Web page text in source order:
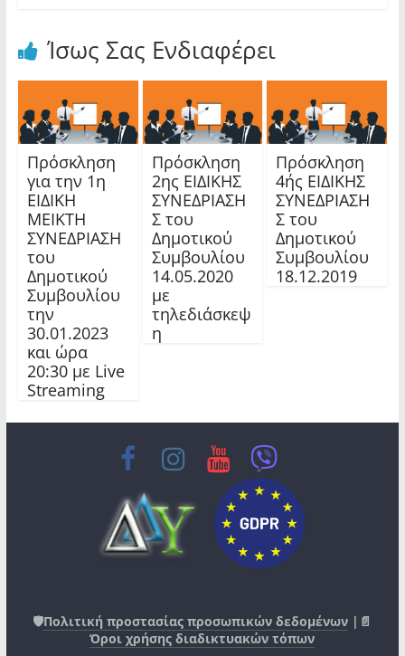
Ίσως Σας Ενδιαφέρει
Πρόσκληση
για την 1η
ΕΙΔΙΚΗ
ΜΕΙΚΤΗ
ΣΥΝΕΔΡΙΑΣΗ
του
Δημοτικού
Συμβουλίου
την
30.01.2023
και ώρα
20:30 με Live
Streaming
Πρόσκληση
2ης ΕΙΔΙΚΗΣ
ΣΥΝΕΔΡΙΑΣΗ
Σ του
Δημοτικού
Συμβουλίου
14.05.2020
με
τηλεδιάσκεψ
η
Πρόσκληση
4ής ΕΙΔΙΚΗΣ
ΣΥΝΕΔΡΙΑΣΗ
Σ του
Δημοτικού
Συμβουλίου
18.12.2019
🛡️Πολιτική προστασίας προσωπικών δεδομένων |📄
Όροι χρήσης διαδικτυακών τόπων